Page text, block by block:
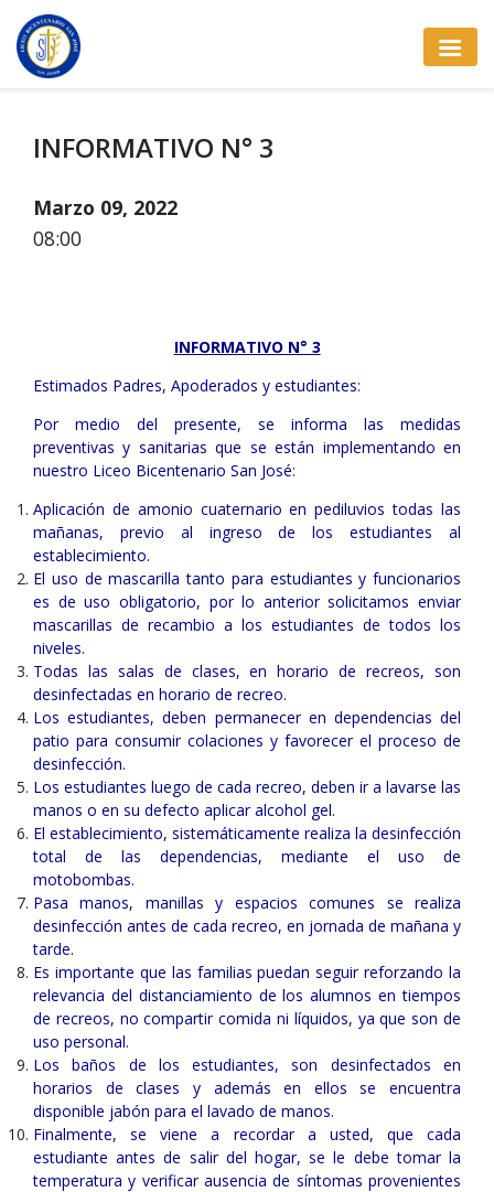
INFORMATIVO N° 3
Marzo 09, 2022
08:00
INFORMATIVO N° 3
Estimados Padres, Apoderados y estudiantes:
Por medio del presente, se informa las medidas
preventivas y sanitarias que se están implementando en
nuestro Liceo Bicentenario San José:
Aplicación de amonio cuaternario en pediluvios todas las
mañanas, previo al ingreso de los estudiantes al
establecimiento.
El uso de mascarilla tanto para estudiantes y funcionarios
es de uso obligatorio, por lo anterior solicitamos enviar
mascarillas de recambio a los estudiantes de todos los
niveles.
Todas las salas de clases, en horario de recreos, son
desinfectadas en horario de recreo.
Los estudiantes, deben permanecer en dependencias del
patio para consumir colaciones y favorecer el proceso de
desinfección.
Los estudiantes luego de cada recreo, deben ir a lavarse las
manos o en su defecto aplicar alcohol gel.
El establecimiento, sistemáticamente realiza la desinfección
total de las dependencias, mediante el uso de
motobombas.
Pasa manos, manillas y espacios comunes se realiza
desinfección antes de cada recreo, en jornada de mañana y
tarde.
Es importante que las familias puedan seguir reforzando la
relevancia del distanciamiento de los alumnos en tiempos
de recreos, no compartir comida ni líquidos, ya que son de
uso personal.
Los baños de los estudiantes, son desinfectados en
horarios de clases y además en ellos se encuentra
disponible jabón para el lavado de manos.
Finalmente, se viene a recordar a usted, que cada
estudiante antes de salir del hogar, se le debe tomar la
temperatura y verificar ausencia de síntomas provenientes